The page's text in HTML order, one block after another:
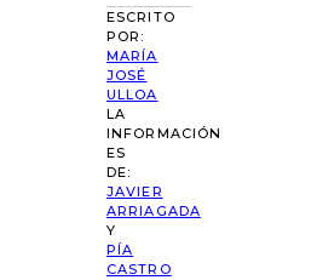
ESCRITO
POR:
MARÍA
JOSÉ
ULLOA
LA
INFORMACIÓN
ES
DE:
JAVIER
ARRIAGADA
Y
PÍA
CASTRO